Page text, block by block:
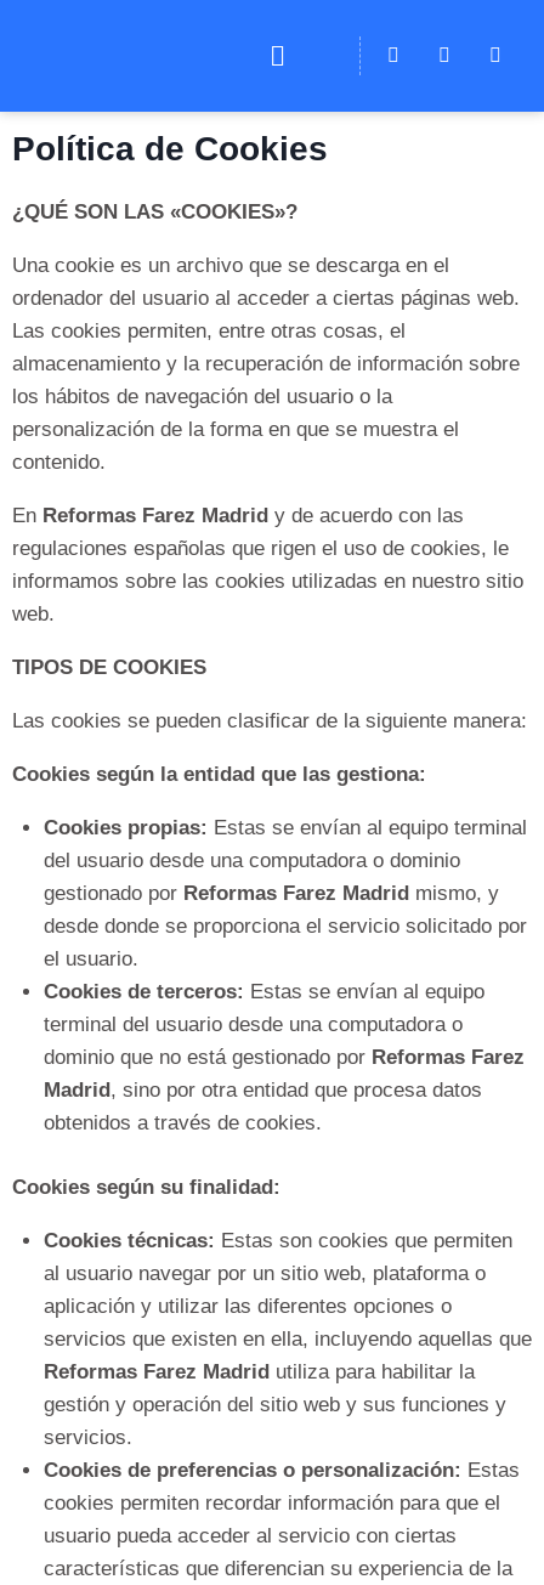
Política de Cookies
¿QUÉ SON LAS «COOKIES»?
Una cookie es un archivo que se descarga en el
ordenador del usuario al acceder a ciertas páginas web.
Las cookies permiten, entre otras cosas, el
almacenamiento y la recuperación de información sobre
los hábitos de navegación del usuario o la
personalización de la forma en que se muestra el
contenido.
En Reformas Farez Madrid y de acuerdo con las
regulaciones españolas que rigen el uso de cookies, le
informamos sobre las cookies utilizadas en nuestro sitio
web.
TIPOS DE COOKIES
Las cookies se pueden clasificar de la siguiente manera:
Cookies según la entidad que las gestiona:
Cookies propias: Estas se envían al equipo terminal
del usuario desde una computadora o dominio
gestionado por Reformas Farez Madridmismo, y
desde donde se proporciona el servicio solicitado por
el usuario.
Cookies de terceros: Estas se envían al equipo
terminal del usuario desde una computadora o
dominio que no está gestionado por Reformas Farez
Madrid, sino por otra entidad que procesa datos
obtenidos a través de cookies.
Cookies según su finalidad:
Cookies técnicas: Estas son cookies que permiten
al usuario navegar por un sitio web, plataforma o
aplicación y utilizar las diferentes opciones o
servicios que existen en ella, incluyendo aquellas que
Reformas Farez Madridutiliza para habilitar la
gestión y operación del sitio web y sus funciones y
servicios.
Cookies de preferencias o personalización: Estas
cookies permiten recordar información para que el
usuario pueda acceder al servicio con ciertas
características que diferencian su experiencia de la